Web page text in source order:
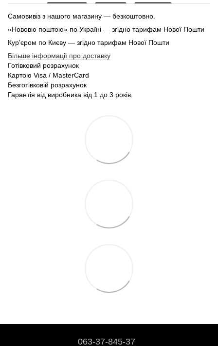
Самовивіз з нашого магазину — безкоштовно.
«Нововю поштою» по Україні — згідно тарифам Нової Пошти
Кур'єром по Києву — згідно тарифам Нової Пошти
Більше інформації про доставку
Готівковий розрахунок
Картою Visa / MasterCard
Безготівковій розрахунок
Гарантія від виробника від 1 до 3 років.
063-37-845-37